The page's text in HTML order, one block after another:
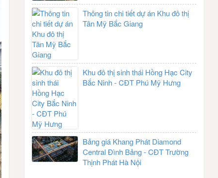
Thông tin chi tiết dự án Khu đô thị
Tân Mỹ Bắc Giang
Khu đô thị sinh thái Hồng Hạc City
Bắc Ninh - CĐT Phú Mỹ Hưng
Bảng giá Khang Phát Diamond
Central Đình Bảng - CĐT Trường
Thịnh Phát Hà Nội